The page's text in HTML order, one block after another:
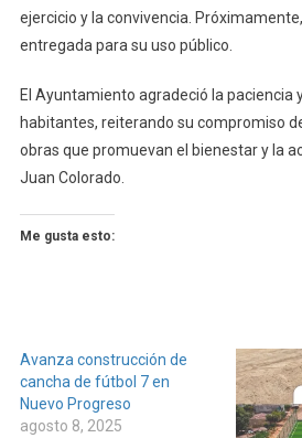
ejercicio y la convivencia.
entregada para su uso público.
El Ayuntamiento agradeció la paciencia
habitantes, reiterando su compromiso
obras que promuevan el bienestar y la
Juan Colorado.
Me gusta esto:
Avanza construcción de
cancha de fútbol 7 en
Nuevo Progreso
agosto 8, 2025